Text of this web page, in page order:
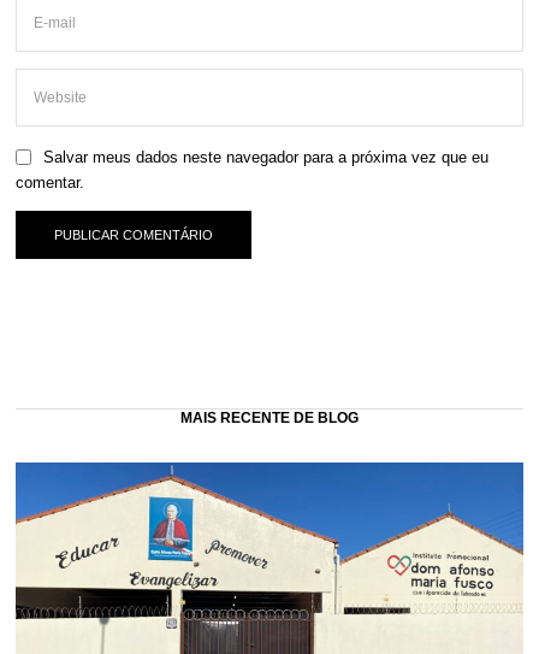
Salvar meus dados neste navegador para a próxima vez que eu
comentar.
MAIS RECENTE DE BLOG